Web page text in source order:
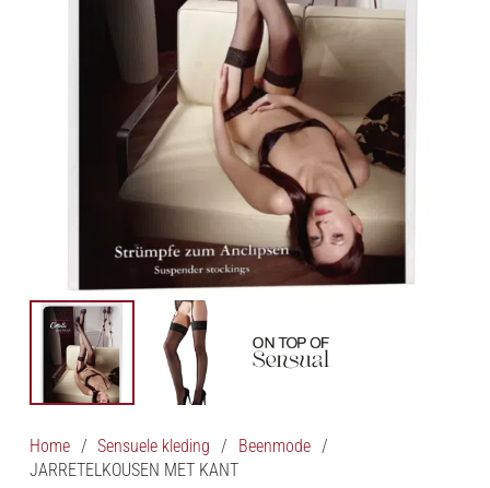
Home / Sensuele kleding / Beenmode /
JARRETELKOUSEN MET KANT